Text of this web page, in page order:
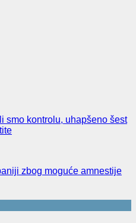
smo kontrolu, uhapšeno šest
zbog moguće amnestije